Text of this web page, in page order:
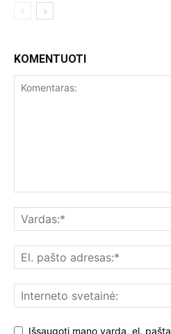
KOMENTUOTI
Išsaugoti mano vardą, el.